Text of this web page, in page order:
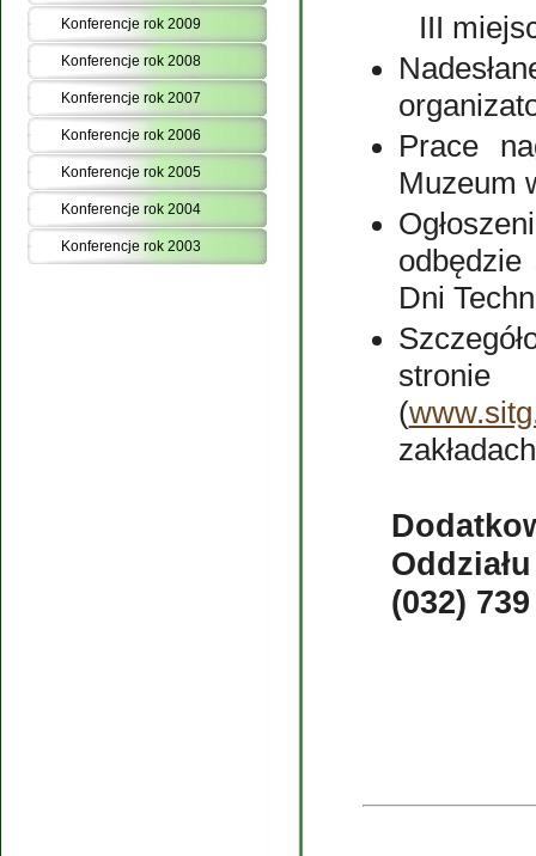
Konferencje rok 2009
Konferencje rok 2008
Konferencje rok 2007
Konferencje rok 2006
Konferencje rok 2005
Konferencje rok 2004
Konferencje rok 2003
III
Prace
Muzeum
Dni
stronie
(
(032)